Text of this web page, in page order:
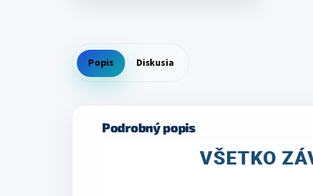
Popis Diskusia
Podrobný popis